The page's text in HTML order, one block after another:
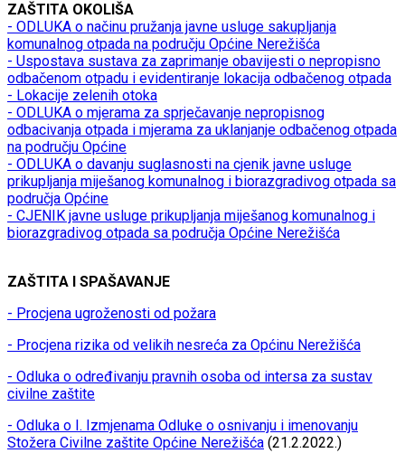
ZAŠTITA OKOLIŠA
- ODLUKA o načinu pružanja javne usluge sakupljanja
komunalnog otpada na području Općine Nerežišća
- Uspostava sustava za zaprimanje obavijesti o nepropisno
odbačenom otpadu i evidentiranje lokacija odbačenog otpada
- Lokacije zelenih otoka
- ODLUKA o mjerama za sprječavanje nepropisnog
odbacivanja otpada i mjerama za uklanjanje odbačenog otpada
na području Općine
- ODLUKA o davanju suglasnosti na cjenik javne usluge
prikupljanja miješanog komunalnog i biorazgradivog otpada sa
područja Općine
- CJENIK javne usluge prikupljanja miješanog komunalnog i
biorazgradivog otpada sa područja Općine Nerežišća
ZAŠTITA I SPAŠAVANJE
- Procjena ugroženosti od požara
- Procjena rizika od velikih nesreća za Općinu Nerežišća
- Odluka o određivanju pravnih osoba od intersa za sustav
civilne zaštite
- Odluka o I. Izmjenama Odluke o osnivanju i imenovanju
Stožera Civilne zaštite Općine Nerežišća (21.2.2022.)